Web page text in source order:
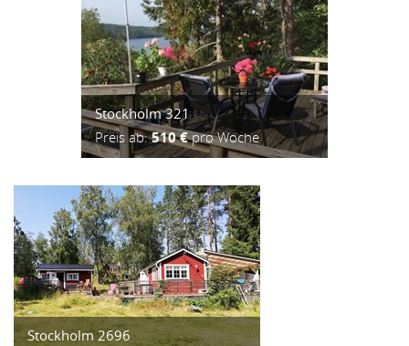
Stockholm 321
Preis ab:510 €pro Woche
Stockholm 2696